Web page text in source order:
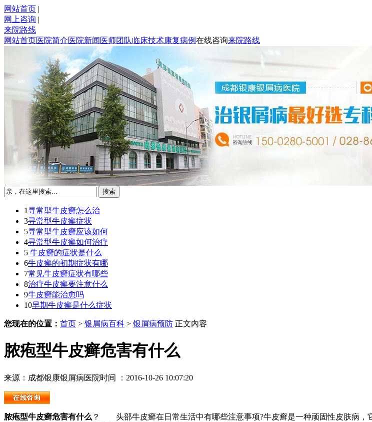
网站首页 |
网上咨询 |
来院路线
网站首页医院简介医院新闻 医师团队临床技术康复病例在线咨询来院路线
1寻常型牛皮癣怎么治
3寻常型牛皮癣症状
5寻常型牛皮癣应该如何
4寻常型牛皮癣如何治疗
5 牛皮癣的症状是什么
6牛皮癣的初期症状有哪
7常见牛皮癣症状有哪些
8治疗牛皮癣要注意什么
9牛皮癣能治愈吗
10早期牛皮癣是什么症状
您现在的位置： 首页 > 银屑病百科 > 银屑病预防 正文內容
脓疱型牛皮癣危害有什么
来源：成都银康银屑病医院时间 ：2016-10-26 10:07:20
脓疱型牛皮癣危害有什么 ？ 头部牛皮癣在日常生活中有哪些注意事项?牛皮癣是一种顽固性皮肤病，